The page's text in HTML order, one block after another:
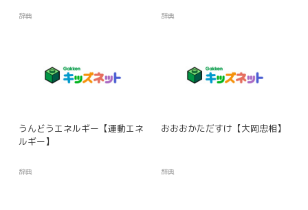
辞典 辞典
うんどうエネルギー【運動エネ
ルギー】
辞典
おおおかただすけ【大岡忠相】
辞典